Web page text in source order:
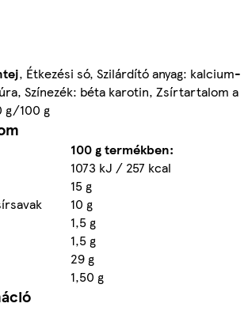
, Étkezési só, Szilárdító anyag: kalcium-
Színezék: béta karotin, Zsírtartalom a
g/100 g
100 g termékben:
1073 kJ / 257 kcal
15 g
10 g
1,5 g
1,5 g
29 g
1,50 g